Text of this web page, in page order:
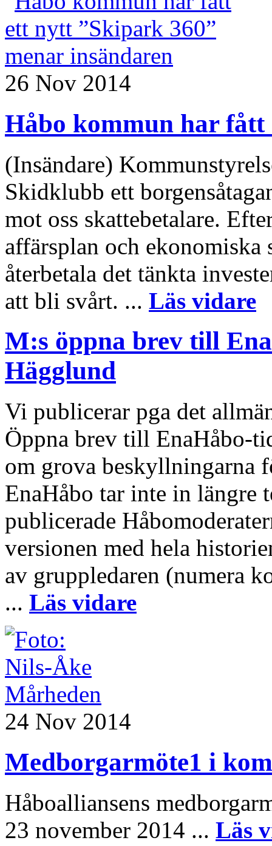
26 Nov 2014
Håbo kommun har
(Insändare)
Skidklubb ett
mot oss skattebetalare.
affärsplan och ekonomiska
återbetala det tänkta
att bli svårt. ... Läs vidare
M:s öppna brev till
Hägglund
Vi publicerar pga det
Öppna brev till EnaHåbo-
om grova beskyllningarna
EnaHåbo tar inte in längre
publicerade
versionen med hela
av gruppledaren (numera
... Läs vidare
24 Nov 2014
Medborgarmöte1 i
Håboalliansens
23 november 2014 ... Läs